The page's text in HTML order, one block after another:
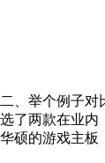
二、举个例子对
选了两款在业内
华硕的游戏主板